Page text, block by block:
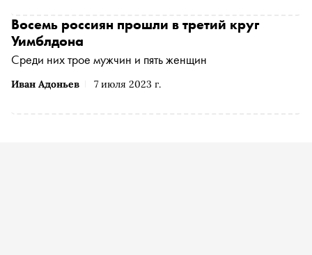
Иван Адоньев 7 июля 2023 г.
Восемь россиян прошли в третий круг
Уимблдона
Среди них трое мужчин и пять женщин